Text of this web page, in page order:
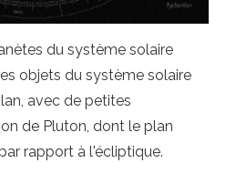
du système solaire
objets du système solaire
avec de petites
de Pluton, dont le plan
rapport à l'écliptique.